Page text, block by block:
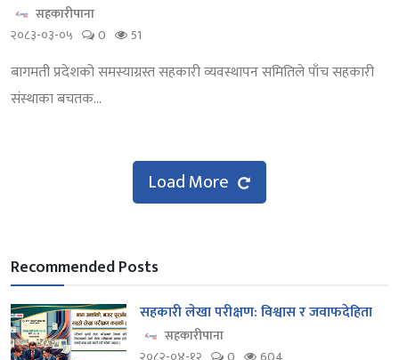
सहकारीपाना
२०८३-०३-०५
0 51
बागमती प्रदेशको समस्याग्रस्त सहकारी व्यवस्थापन समितिले पाँच सहकारी
संस्थाका बचतक...
Load More
Recommended Posts
सहकारी लेखा परीक्षण: विश्वास र जवाफदेहिता
सहकारीपाना